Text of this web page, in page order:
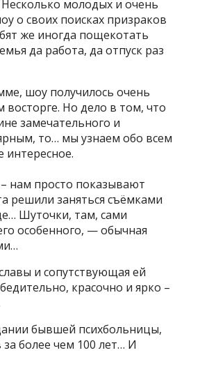
молодых и очень
о своих поисках призраков
же иногда пощекотать
да работа, да отпуск раз
шоу получилось очень
Но дело в том, что
замечательного и
то… мы узнаем обо всем
интересное.
нам просто показывают
решили заняться съёмками
Шуточки, там, сами
особенного, — обычная
и сопутствующая ей
красочно и ярко –
бывшей психбольницы,
более чем 100 лет… И